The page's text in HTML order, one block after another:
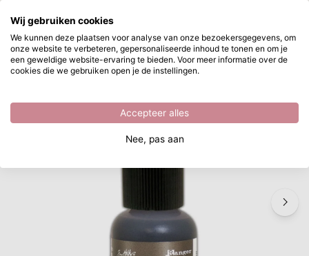
Ga naar hoofdinhoud
Direct uit voorraad leverbaar Ranger • Tim Holtz Mixatives Gunmetal 14ml
/ Alcohol Inkt / Ranger • Tim Holtz Mixatives Gunmetal 14ml
Waar ben je naar op zoek?
Wij gebruiken cookies
We kunnen deze plaatsen voor analyse van onze bezoekersgegevens, om
onze website te verbeteren, gepersonaliseerde inhoud te tonen en om je
een geweldige website-ervaring te bieden. Voor meer informatie over de
cookies die we gebruiken open je de instellingen.
Accepteer alles
Nee, pas aan